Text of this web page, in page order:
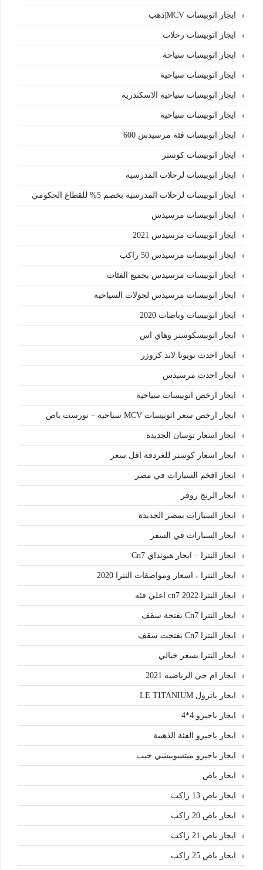
ايجار اتوبيسات MCV|دهب
ايجار اتوبيسات رحلات
ايجار اتوبيسات سياحة
ايجار اتوبيسات سياحية
ايجار اتوبيسات سياحية الاسكندرية
ايجار اتوبيسات سياحيه
ايجار اتوبيسات فئة مرسيدس 600
ايجار اتوبيسات كوستر
ايجار اتوبيسات لرحلات المدرسية
ايجار اتوبيسات لرحلات المدرسية بخصم 5% للقطاع الحكومي
ايجار اتوبيسات مرسيدس
ايجار اتوبيسات مرسيدس 2021
ايجار اتوبيسات مرسيدس 50 راكب
ايجار اتوبيسات مرسيدس بجميع الفئات
ايجار اتوبيسات مرسيدس لجولات السياحية
ايجار اتوبيسات وباصات 2020
ايجار اتوبيسكوستر وهاي اس
ايجار احدث تويوتا لاند كروزر
ايجار احدث مرسيدس
ايجار ارخص اتوبيسات سياحية
ايجار ارخص سعر اتوبيسات MCV سياحية – تورست باص
ايجار اسعار توسان الجديدة
ايجار اسعار كوستر للغردقة اقل سعر
ايجار افخم السيارات في مصر
ايجار الرنج روفر
ايجار السيارات بمصر الجديدة
ايجار السيارات في السفر
ايجار النترا – ايجار هيونداي Cn7
ايجار النترا ، اسعار ومواصفات النترا 2020
ايجار النترا cn7 2022 اعلي فئه
ايجار النترا Cn7 بفتحة سقف
ايجار النترا Cn7 بفتحت سقف
ايجار النترا بسعر خيالي
ايجار ام جي الرياضيه 2021
ايجار باترول LE TITANIUM
ايجار باجيرو 4*4
ايجار باجيرو الفئة الذهبية
ايجار باجيرو ميتسوبيشي جيب
ايجار باص
ايجار باص 13 راكب
ايجار باص 20 راكب
ايجار باص 21 راكب
ايجار باص 25 راكب